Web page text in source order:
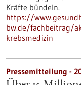
Kräfte bündeln.
https://
bw.de/fachbeitrag/
krebsmedizin
Pressemitteilung -